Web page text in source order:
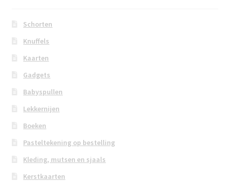
Schorten
Knuffels
Kaarten
Gadgets
Babyspullen
Lekkernijen
Boeken
Pasteltekening op bestelling
Kleding, mutsen en sjaals
Kerstkaarten